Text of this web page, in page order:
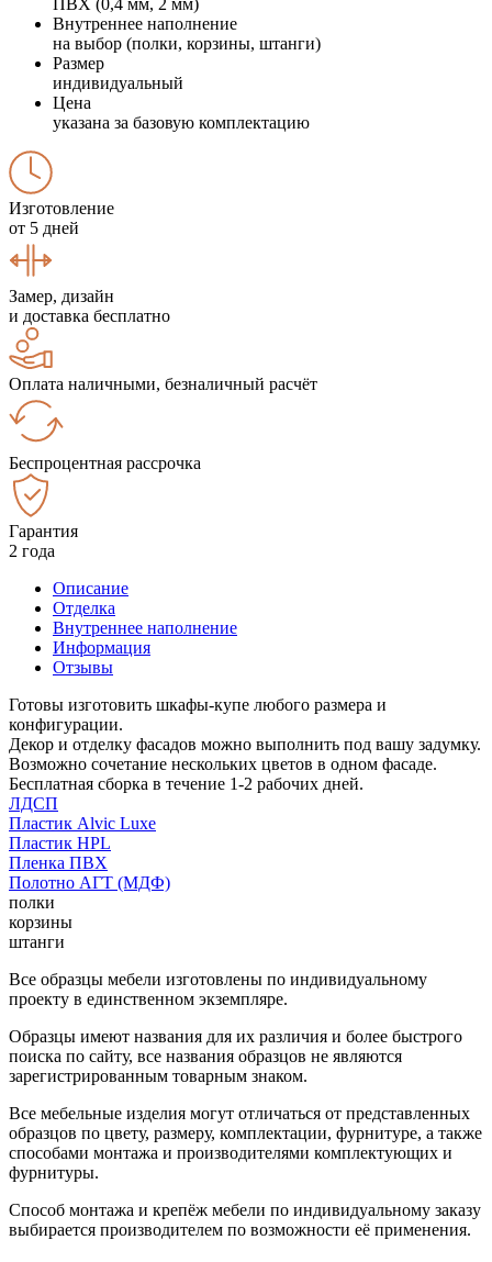
Внутреннее наполнение
на выбор (полки, корзины, штанги)
Размер
индивидуальный
Цена
указана за базовую комплектацию
Изготовление
от 5 дней
Замер, дизайн
и доставка бесплатно
Оплата наличными, безналичный расчёт
Беспроцентная рассрочка
Гарантия
2 года
Описание
Отделка
Внутреннее наполнение
Информация
Отзывы
Готовы изготовить шкафы-купе любого размера и
конфигурации.
Декор и отделку фасадов можно выполнить под вашу задумку.
Возможно сочетание нескольких цветов в одном фасаде.
Бесплатная сборка в течение 1-2 рабочих дней.
ЛДСП
Пластик Alvic Luxe
Пластик HPL
Пленка ПВХ
Полотно АГТ (МДФ)
полки
корзины
штанги
Все образцы мебели изготовлены по индивидуальному
проекту в единственном экземпляре.
Образцы имеют названия для их различия и более быстрого
поиска по сайту, все названия образцов не являются
зарегистрированным товарным знаком.
Все мебельные изделия могут отличаться от представленных
образцов по цвету, размеру, комплектации, фурнитуре, а также
способами монтажа и производителями комплектующих и
фурнитуры.
Способ монтажа и крепёж мебели по индивидуальному заказу
выбирается производителем по возможности её применения.